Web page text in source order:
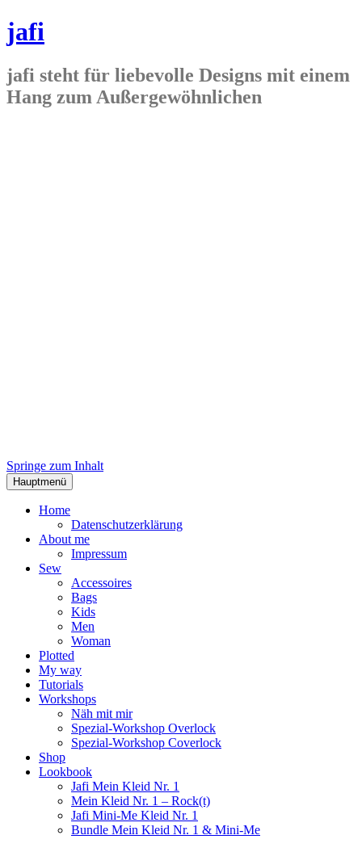
jafi
jafi steht für liebevolle Designs mit einem
Hang zum Außergewöhnlichen
Springe zum Inhalt
Hauptmenü
Home
Datenschutzerklärung
About me
Impressum
Sew
Accessoires
Bags
Kids
Men
Woman
Plotted
My way
Tutorials
Workshops
Näh mit mir
Spezial-Workshop Overlock
Spezial-Workshop Coverlock
Shop
Lookbook
Jafi Mein Kleid Nr. 1
Mein Kleid Nr. 1 – Rock(t)
Jafi Mini-Me Kleid Nr. 1
Bundle Mein Kleid Nr. 1 & Mini-Me